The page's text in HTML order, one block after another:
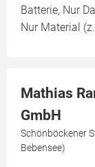
Batterie, Nur
Nur Material
Mathias
GmbH
Schönböckener
Bebensee)